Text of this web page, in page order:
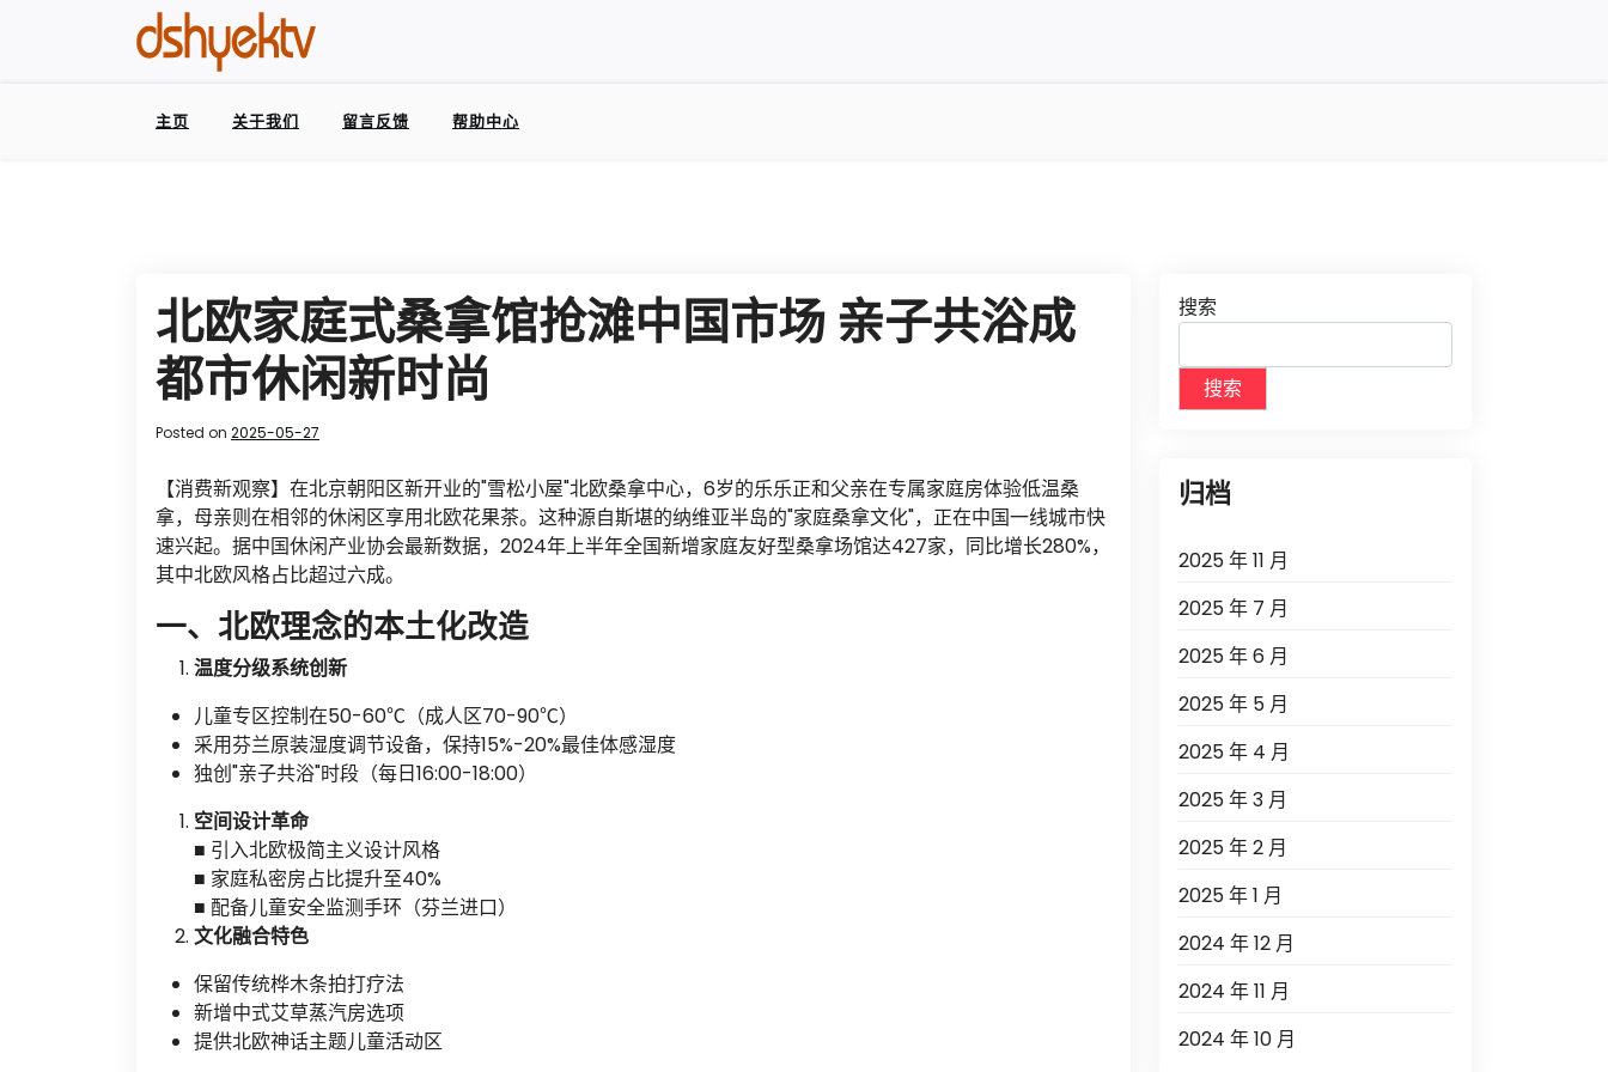
主页 关于我们 留言反馈 帮助中心
北欧家庭式桑拿馆抢滩中国市场 亲子共浴成
都市休闲新时尚
Posted on 2025-05-27
【消费新观察】在北京朝阳区新开业的"雪松小屋"北欧桑拿中心，6岁的乐乐正和父亲在专属家庭房体验低温桑
拿，母亲则在相邻的休闲区享用北欧花果茶。这种源自斯堪的纳维亚半岛的"家庭桑拿文化"，正在中国一线城市快
速兴起。据中国休闲产业协会最新数据，2024年上半年全国新增家庭友好型桑拿场馆达427家，同比增长280%，
其中北欧风格占比超过六成。
一、北欧理念的本土化改造
温度分级系统创新
儿童专区控制在50-60℃（成人区70-90℃）
采用芬兰原装湿度调节设备，保持15%-20%最佳体感湿度
独创"亲子共浴"时段（每日16:00-18:00）
空间设计革命
■ 引入北欧极简主义设计风格
■ 家庭私密房占比提升至40%
■ 配备儿童安全监测手环（芬兰进口）
文化融合特色
保留传统桦木条拍打疗法
新增中式艾草蒸汽房选项
提供北欧神话主题儿童活动区
搜索
搜索
归档
2025 年 11 月
2025 年 7 月
2025 年 6 月
2025 年 5 月
2025 年 4 月
2025 年 3 月
2025 年 2 月
2025 年 1 月
2024 年 12 月
2024 年 11 月
2024 年 10 月